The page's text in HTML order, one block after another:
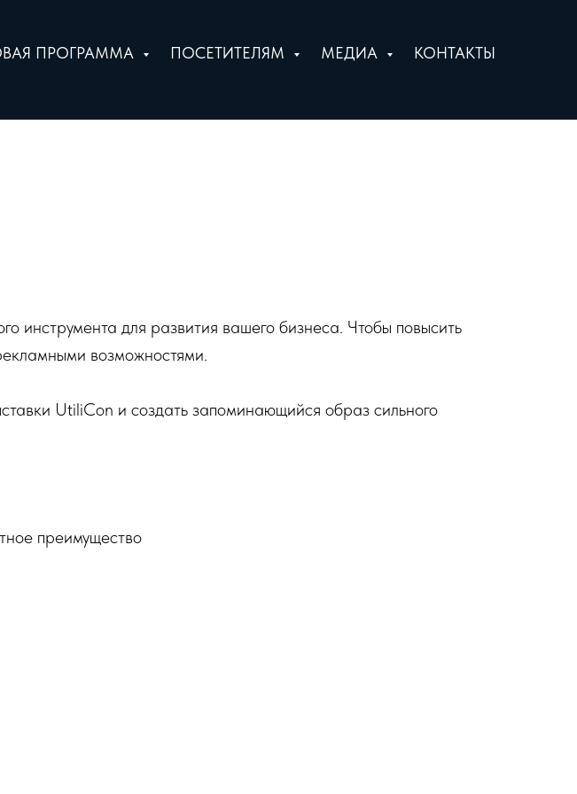
ПРОГРАММА ПОСЕТИТЕЛЯМ МЕДИА КОНТАКТЫ
инструмента для развития вашего бизнеса. Чтобы повысить
возможностями.
UtiliCon и создать запоминающийся образ сильного
преимущество